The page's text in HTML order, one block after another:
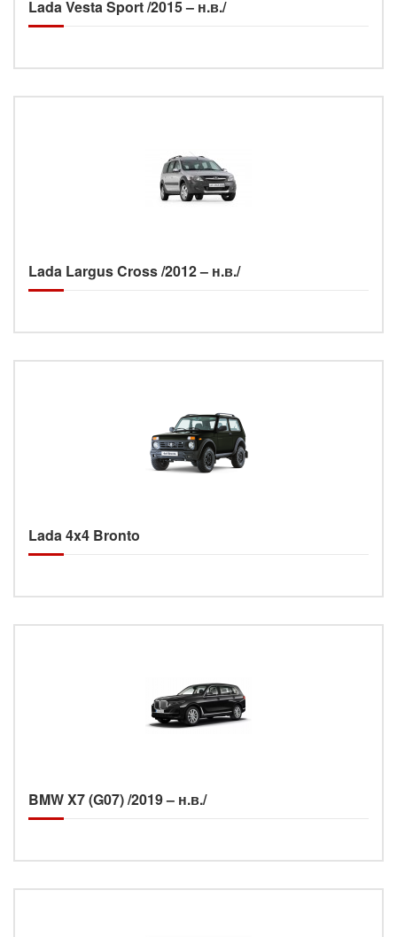
Lada Vesta Sport /2015 – н.в./
Lada Largus Cross /2012 – н.в./
Lada 4x4 Bronto
BMW X7 (G07) /2019 – н.в./